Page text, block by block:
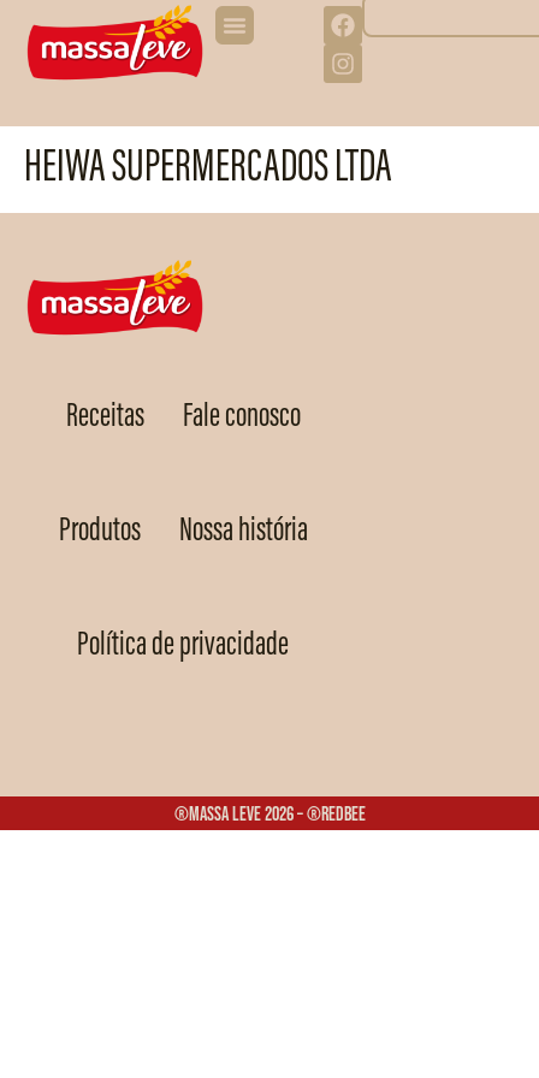
HEIWA SUPERMERCADOS LTDA
Receitas Fale conosco
Produtos Nossa história
Política de privacidade
®Massa Leve 2026 – ®Redbee